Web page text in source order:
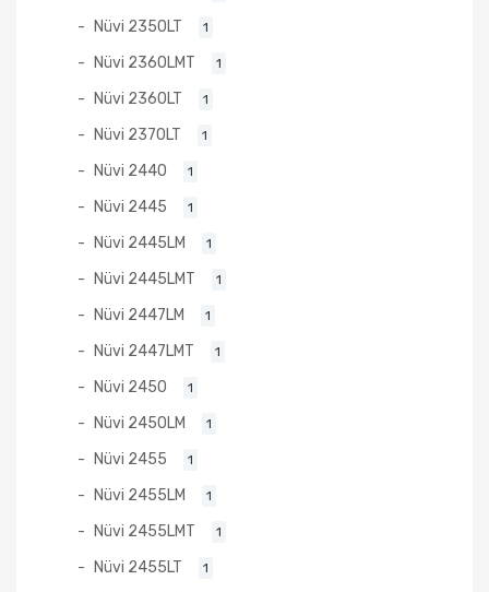
Nüvi 2350LT 1
Nüvi 2360LMT 1
Nüvi 2360LT 1
Nüvi 2370LT 1
Nüvi 2440 1
Nüvi 2445 1
Nüvi 2445LM 1
Nüvi 2445LMT 1
Nüvi 2447LM 1
Nüvi 2447LMT 1
Nüvi 2450 1
Nüvi 2450LM 1
Nüvi 2455 1
Nüvi 2455LM 1
Nüvi 2455LMT 1
Nüvi 2455LT 1